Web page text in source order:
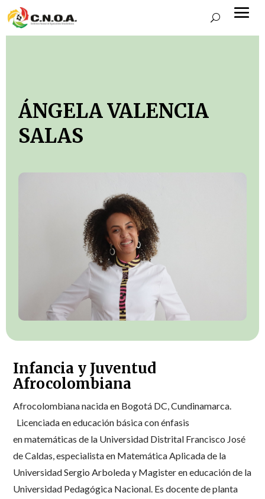
ÁNGELA VALENCIA
SALAS
Infancia y Juventud
Afrocolombiana
Afrocolombiana nacida en Bogotá DC, Cundinamarca.
Licenciada en educación básica con énfasis
en matemáticas de la Universidad Distrital Francisco José
de Caldas, especialista en Matemática Aplicada de la
Universidad Sergio Arboleda y Magister en educación de la
Universidad Pedagógica Nacional. Es docente de planta